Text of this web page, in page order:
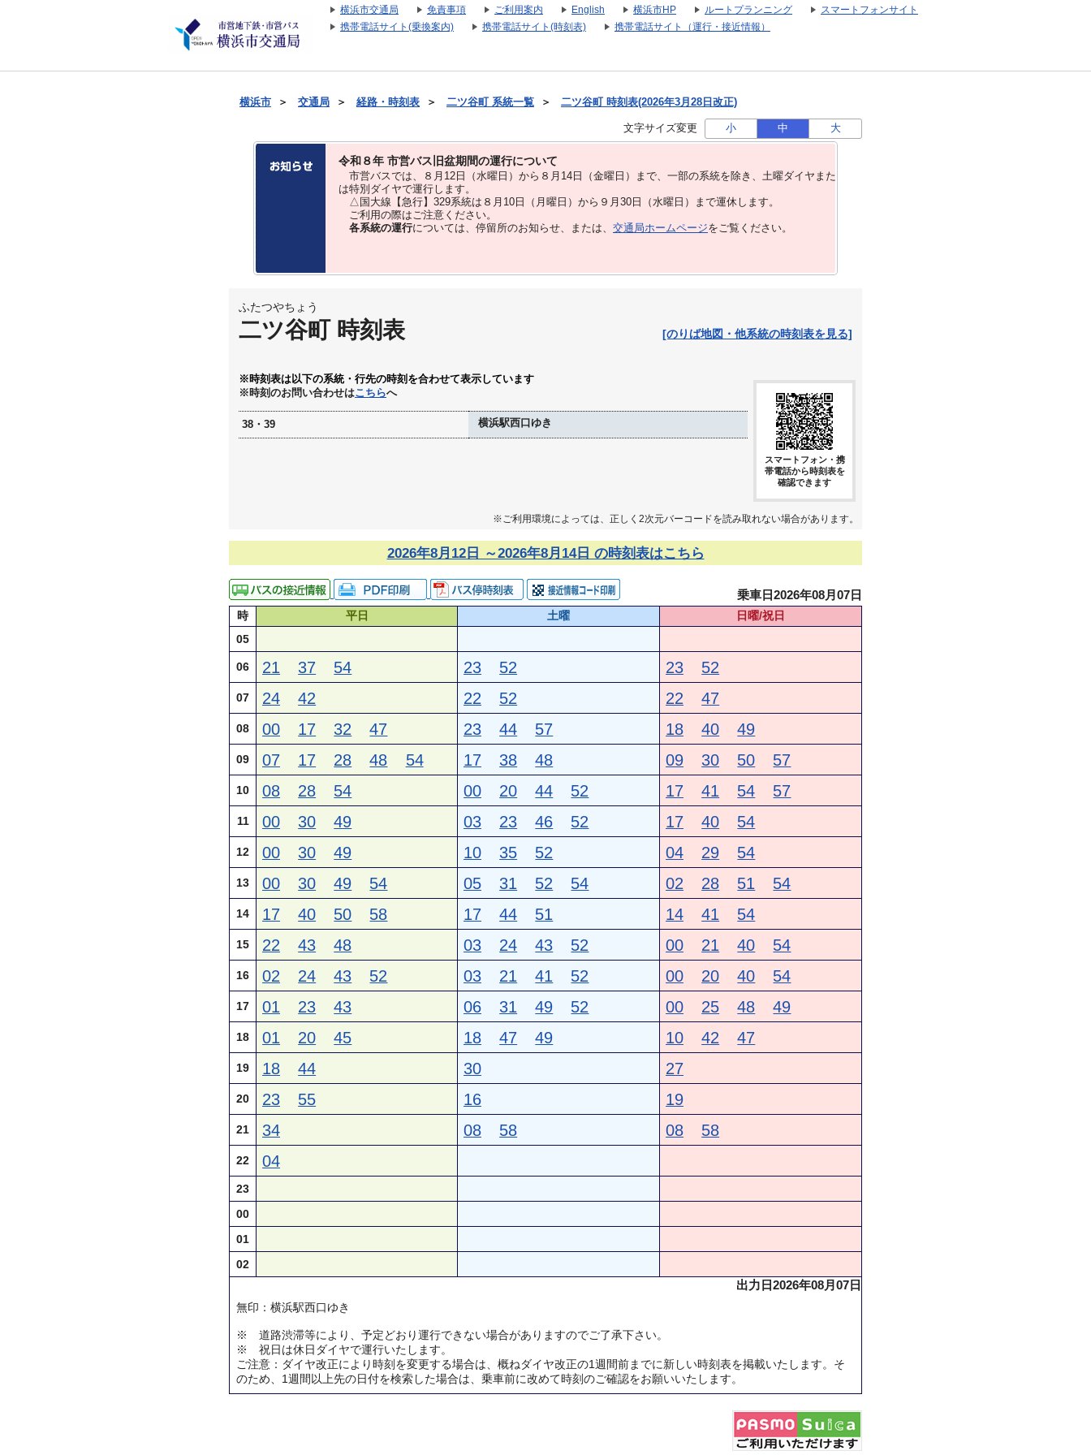
横浜市交通局 免責事項 ご利用案内 English 横浜市HP ルートプランニング
スマートフォンサイト
携帯電話サイト(乗換案内)
携帯電話サイト(時刻表) 携帯電話サイト（運行・接近情報）
横浜市 ＞ 交通局 ＞ 経路・時刻表 ＞ 二ツ谷町 系統一覧 ＞ 二ツ谷町 時刻表(2026年3月28日改正)
文字サイズ変更 小 中 大
令和８年 市営バス旧盆期間の運行について
市営バスでは、８⽉12⽇（水曜日）から８⽉14⽇（金曜日）まで、⼀部の系統を除き、⼟曜ダイヤまた
は特別ダイヤで運⾏します。
△国大線【急行】329系統は８月10日（月曜日）から９月30日（水曜日）まで運休します。
ご利用の際はご注意ください。
各系統の運行については、停留所のお知らせ、または、 交通局ホームページをご覧ください。
ふたつやちょう
二ツ谷町 時刻表 [のりば地図・他系統の時刻表を見る]
※時刻表は以下の系統・行先の時刻を合わせて表示しています
※時刻のお問い合わせはこちらへ
38・39 横浜駅西口ゆき
スマートフォン・携
帯電話から時刻表を
確認できます
※ご利用環境によっては、正しく2次元バーコードを読み取れない場合があります。
2026年8月12日 ～2026年8月14日 の時刻表はこちら
乗車日2026年08月07日
時 平日 土曜
日曜/祝日
05
06 21 37 54 23 52 23 52
07 24 42 22 52 22 47
08 00 17 32 47 23 44 57 18 40 49
09 07 17 28 48 54 17 38 48 09 30 50 57
10 08 28 54 00 20 44 52 17 41 54 57
11 00 30 49 03 23 46 52 17 40 54
12 00 30 49 10 35 52 04 29 54
13 00 30 49 54 05 31 52 54 02 28 51 54
14 17 40 50 58 17 44 51 14 41 54
15 22 43 48 03 24 43 52 00 21 40 54
16 02 24 43 52 03 21 41 52 00 20 40 54
17 01 23 43 06 31 49 52 00 25 48 49
18 01 20 45 18 47 49 10 42 47
19 18 44 30 27
20 23 55 16 19
21 34 08 58 08 58
22 04
23
00
01
02
出力日2026年08月07日
無印：横浜駅西口ゆき
※ 道路渋滞等により、予定どおり運行できない場合がありますのでご了承下さい。
※ 祝日は休日ダイヤで運行いたします。
ご注意：ダイヤ改正により時刻を変更する場合は、概ねダイヤ改正の1週間前までに新しい時刻表を掲載いたします。そ
のため、1週間以上先の日付を検索した場合は、乗車前に改めて時刻のご確認をお願いいたします。